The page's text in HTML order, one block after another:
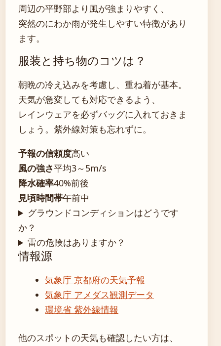
周辺の平野部より風が強まりやすく、
突然のにわか雨が発生しやすい特徴があり
ます。
服装と持ち物のコツは？
朝晩の冷え込みを考慮し、重ね着が基本。
天気が急変しても対応できるよう、
レインウェアを必ずバッグに入れておきま
しょう。紫外線対策も忘れずに。
予報の信頼度高い
風の強さ平均3～5m/s
降水確率40%前後
見頃時間帯午前中
グラウンドコンディションはどうです
か？
雷の危険はありますか？
情報源
気象庁 京都府の天気予報
気象庁 アメダス観測データ
環境省 紫外線情報
他のスポットの天気も確認したい方は、